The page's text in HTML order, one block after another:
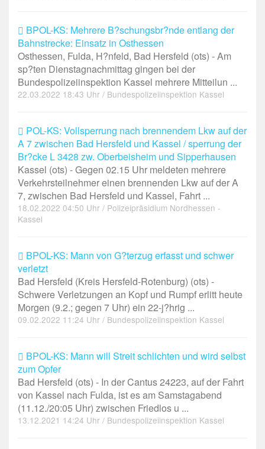
BPOL-KS: Mehrere B?schungsbr?nde entlang der
Bahnstrecke: Einsatz in Osthessen
Osthessen, Fulda, H?nfeld, Bad Hersfeld (ots) - Am
sp?ten Dienstagnachmittag gingen bei der
Bundespolizeiinspektion Kassel mehrere Mitteilun ...
22.03.2022 18:43 Uhr / Bundespolizeiinspektion Kassel
POL-KS: Vollsperrung nach brennendem Lkw auf der
A 7 zwischen Bad Hersfeld und Kassel / sperrung der
Br?cke L 3428 zw. Oberbeisheim und Sipperhausen
Kassel (ots) - Gegen 02.15 Uhr meldeten mehrere
Verkehrsteilnehmer einen brennenden Lkw auf der A
7, zwischen Bad Hersfeld und Kassel, Fahrt ...
18.02.2022 04:50 Uhr / Polizeipräsidium Nordhessen -
Kassel
BPOL-KS: Mann von G?terzug erfasst und schwer
verletzt
Bad Hersfeld (Kreis Hersfeld-Rotenburg) (ots) -
Schwere Verletzungen an Kopf und Rumpf erlitt heute
Morgen (9.2.; gegen 7 Uhr) ein 22-j?hrig ...
09.02.2022 11:24 Uhr / Bundespolizeiinspektion Kassel
BPOL-KS: Mann will Streit schlichten und wird selbst
zum Opfer
Bad Hersfeld (ots) - In der Cantus 24223, auf der Fahrt
von Kassel nach Fulda, ist es am Samstagabend
(11.12./20:05 Uhr) zwischen Friedlos u ...
13.12.2021 14:24 Uhr / Bundespolizeiinspektion Kassel